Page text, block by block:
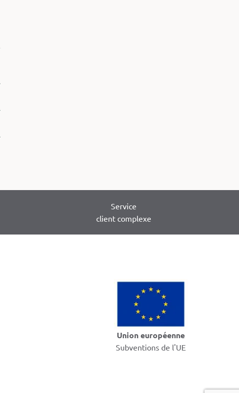
Service
client complexe
Union européenne
Subventions de l'UE